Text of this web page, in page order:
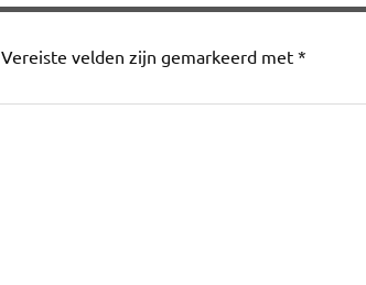
Vereiste velden zijn gemarkeerd met *